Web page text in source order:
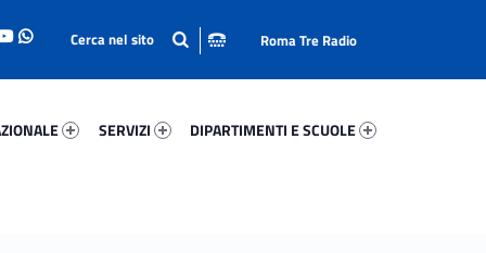
SERVIZI
DIPARTIMENTI E SCUOLE
Roma Tre Radio